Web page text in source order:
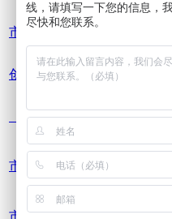
市场营销创新，打造增长引擎
创新方程式——5大工具引爆
《管理者创新破局与实践
市场营销创新，打造增长引擎
市场营销创新的破局与落地
线，请填写一下您的信息，
尽快和您联系。